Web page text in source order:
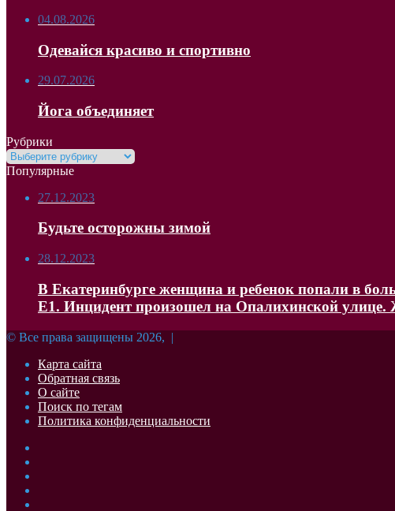
04.08.2026
Одевайся красиво и спортивно
29.07.2026
Йога объединяет
Рубрики
Рубрики
Популярные
27.12.2023
Будьте осторожны зимой
28.12.2023
В Екатеринбурге женщина и ребенок попали в
Е1. Инцидент произошел на Опалихинской
© Все права защищены 2026, |
Карта сайта
Обратная связь
О сайте
Поиск по тегам
Политика конфиденциальности